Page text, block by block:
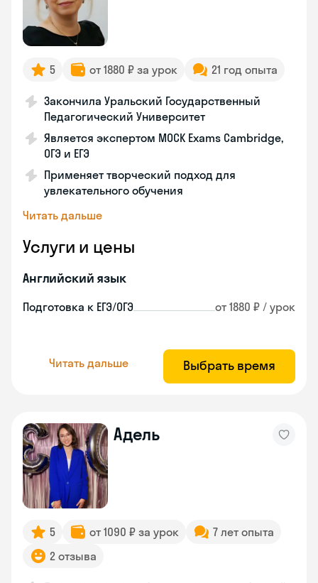
5 от 1880 ₽ за урок 21 год опыта
Закончила Уральский Государственный
Педагогический Университет
Является экспертом MOCK Exams Cambridge,
ОГЭ и ЕГЭ
Применяет творческий подход для
увлекательного обучения
Читать дальше
Услуги и цены
Английский язык
Подготовка к ЕГЭ/ОГЭ от 1880 ₽ / урок
Читать дальше Выбрать время
Адель
5 от 1090 ₽ за урок
7 лет опыта
2 отзыва